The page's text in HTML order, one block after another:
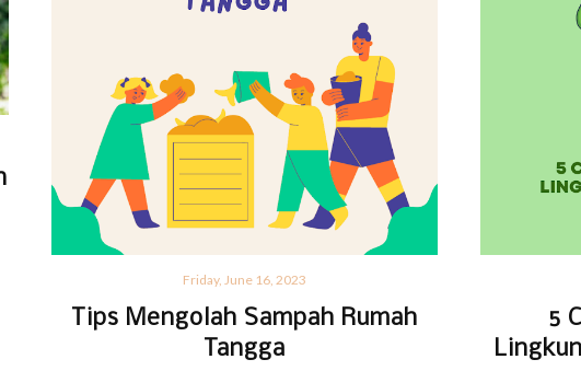
Friday, June 16, 2023
Tips Mengolah Sampah Rumah
Tangga
5